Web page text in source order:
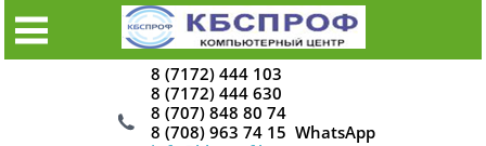
8 (7172) 444 103
8 (7172) 444 630
8 (707) 848 80 74
8 (708) 963 74 15 WhatsApp